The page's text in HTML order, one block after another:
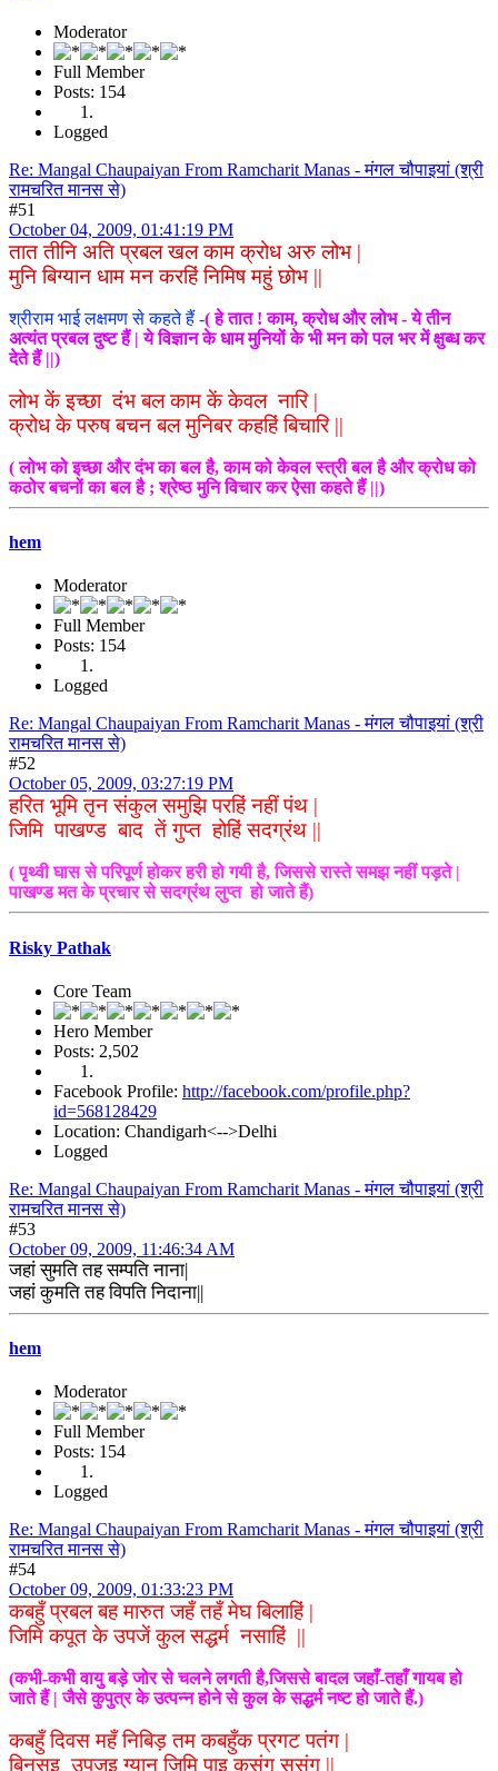
Moderator
Full Member
Posts: 154
Logged
Re: Mangal Chaupaiyan From Ramcharit Manas - मंगल चौपाइयां (श्री
रामचरित मानस से)
#51
October 04, 2009, 01:41:19 PM
तात तीनि अति प्रबल खल काम क्रोध अरु लोभ |
मुनि बिग्यान धाम मन करहिं निमिष महुं छोभ ||
श्रीराम भाई लक्षमण से कहते हैं -( हे तात ! काम, क्रोध और लोभ - ये तीन
अत्यंत प्रबल दुष्ट हैं | ये विज्ञान के धाम मुनियों के भी मन को पल भर में क्षुब्ध कर
देते हैं ||)
लोभ कें इच्छा दंभ बल काम कें केवल नारि |
क्रोध के परुष बचन बल मुनिबर कहहिं बिचारि ||
( लोभ को इच्छा और दंभ का बल है, काम को केवल स्त्री बल है और क्रोध को
कठोर बचनों का बल है ; श्रेष्ठ मुनि विचार कर ऐसा कहते हैं ||)
hem
Moderator
Full Member
Posts: 154
Logged
Re: Mangal Chaupaiyan From Ramcharit Manas - मंगल चौपाइयां (श्री
रामचरित मानस से)
#52
October 05, 2009, 03:27:19 PM
हरित भूमि तृन संकुल समुझि परहिं नहीं पंथ |
जिमि पाखण्ड बाद तें गुप्त होहिं सदग्रंथ ||
( पृथ्वी घास से परिपूर्ण होकर हरी हो गयी है, जिससे रास्ते समझ नहीं पड़ते |
पाखण्ड मत के प्रचार से सदग्रंथ लुप्त हो जाते हैं)
Risky Pathak
Core Team
Hero Member
Posts: 2,502
Facebook Profile: http://facebook.com/profile.php?
id=568128429
Location: Chandigarh<-->Delhi
Logged
Re: Mangal Chaupaiyan From Ramcharit Manas - मंगल चौपाइयां (श्री
रामचरित मानस से)
#53
October 09, 2009, 11:46:34 AM
जहां सुमति तह सम्पति नाना|
जहां कुमति तह विपति निदाना||
hem
Moderator
Full Member
Posts: 154
Logged
Re: Mangal Chaupaiyan From Ramcharit Manas - मंगल चौपाइयां (श्री
रामचरित मानस से)
#54
October 09, 2009, 01:33:23 PM
कबहुँ प्रबल बह मारुत जहँ तहँ मेघ बिलाहिं |
जिमि कपूत के उपजें कुल सद्धर्म नसाहिं ||
(कभी-कभी वायु बड़े जोर से चलने लगती है,जिससे बादल जहाँ-तहाँ गायब हो
जाते हैं | जैसे कुपुत्र के उत्पन्न होने से कुल के सद्धर्म नष्ट हो जाते हैं.)
कबहुँ दिवस महँ निबिड़ तम कबहुँक प्रगट पतंग |
बिनसइ उपजइ ग्यान जिमि पाइ कुसंग सुसंग ||